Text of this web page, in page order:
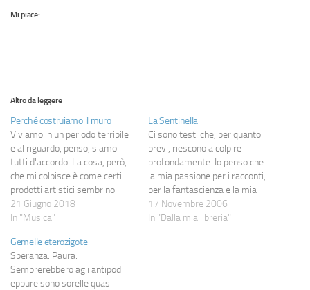
Mi piace:
Altro da leggere
Perché costruiamo il muro
Viviamo in un periodo terribile
e al riguardo, penso, siamo
tutti d'accordo. La cosa, però,
che mi colpisce è come certi
prodotti artistici sembrino
arrivare, letteralmente per
puro caso, nel momento
generale li favorisse, un po'
come se noi stessi fossimo più
pronti…
21 Giugno 2018
In "Musica"
La Sentinella
Ci sono testi che, per quanto
brevi, riescono a colpire
profondamente. Io penso che
la mia passione per i racconti,
per la fantascienza e la mia
voglia di vedere le cose
sempre sotto vari punti di
17 Novembre 2006
In "Dalla mia libreria"
Gemelle eterozigote
Speranza. Paura.
Sembrerebbero agli antipodi
eppure sono sorelle quasi